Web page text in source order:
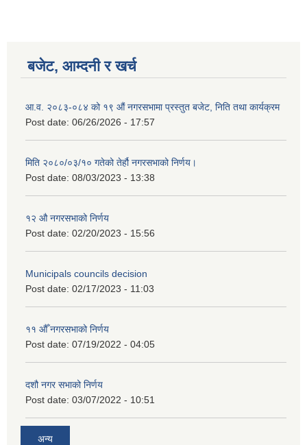
बजेट, आम्दनी र खर्च
आ.व. २०८३-०८४ को १९ औं नगरसभामा प्रस्तुत बजेट, निति तथा कार्यक्रम
Post date: 06/26/2026 - 17:57
मिति २०८०/०३/१० गतेको तेर्हौ नगरसभाको निर्णय।
Post date: 08/03/2023 - 13:38
१२ औ नगरसभाको निर्णय
Post date: 02/20/2023 - 15:56
Municipals councils decision
Post date: 02/17/2023 - 11:03
११ ‌औँ नगरसभाको निर्णय
Post date: 07/19/2022 - 04:05
दशौ नगर सभाको निर्णय
Post date: 03/07/2022 - 10:51
अन्य